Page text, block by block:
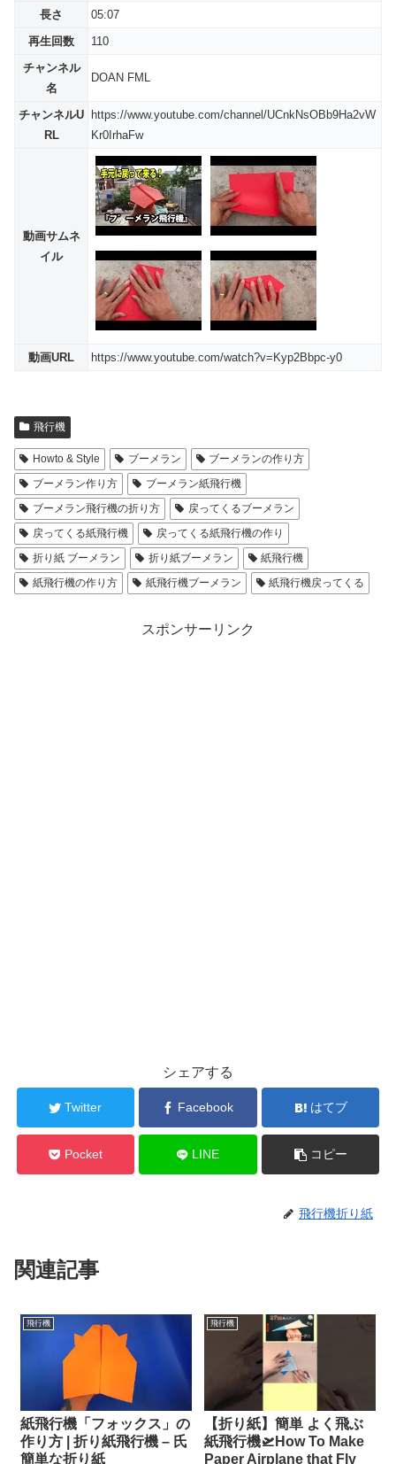
長さ
05:07
再生回数
110
チャンネル
名
DOAN FML
チャンネルU
RL
https://www.youtube.com/channel/UCnkNsOBb9Ha2vW
Kr0IrhaFw
動画サムネ
イル
動画URL https://www.youtube.com/watch?v=Kyp2Bbpc-y0
飛行機
Howto & Style ブーメラン
ブーメランの作り方
ブーメラン作り方
ブーメラン紙飛行機
ブーメラン飛行機の折り方
戻ってくるブーメラン
戻ってくる紙飛行機
戻ってくる紙飛行機の作り
折り紙 ブーメラン
折り紙ブーメラン
紙飛行機
紙飛行機の作り方
紙飛行機ブーメラン 紙飛行機戻ってくる
スポンサーリンク
シェアする
Twitter Facebook はてブ
Pocket LINE コピー
飛行機折り紙
関連記事
飛行機
紙飛行機「フォックス」の
作り方 | 折り紙飛行機 – 氏
簡単な折り紙
飛行機
【折り紙】簡単 よく飛ぶ
紙飛行機🛫How To Make
Paper Airplane that Fly